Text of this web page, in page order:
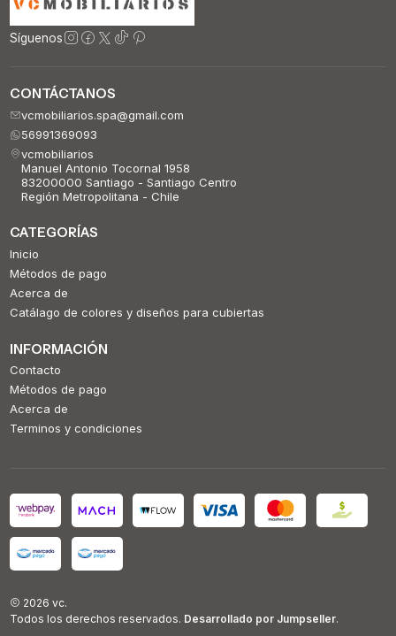
Síguenos
CONTÁCTANOS
vcmobiliarios.spa@gmail.com
56991369093
vcmobiliarios
Manuel Antonio Tocornal 1958
83200000 Santiago - Santiago Centro
Región Metropolitana - Chile
CATEGORÍAS
Inicio
Métodos de pago
Acerca de
Catálago de colores y diseños para cubiertas
INFORMACIÓN
Contacto
Métodos de pago
Acerca de
Terminos y condiciones
2026 vc.
Todos los derechos reservados. Desarrollado por Jumpseller.